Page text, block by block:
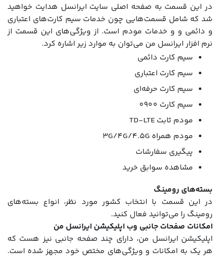
در این قسمت به صفحه اصلی سایت ایرانسل هدایت خواهید
شد که شامل قسمت‌هایی چون خدمات سیم کارت‌های اعتباری
و دائمی و و خدمات مودم است. از ویژگی‌های این قسمت از
نرم افزار ایرانسل من می‌توان به موارد زیر اشاره کرد.
سیم کارت دائمی
سیم کارت اعتباری
سیم کارت حرفه‌ای
سیم کارت 0900
مودم ثابت TD-LTE
مودم همراه 3G/4G/4.5G
پیگیری سفارشات
مشاهده سوابق خرید
بسته‌های رومینگ
در این قسمت با انتخاب کشور مورد نظر، انواع بسته‌های
رومینگ را می‌توانید فعال کنید.
امکانات صفحات جانبی وب اپلیکیشن ایرانسل من
اپلیکیشن ایرانسل من، دارای چند صفحه جانبی نیز هست که
هر یک به امکانات و ویژگی‌های مختص خود مجهز شده است.